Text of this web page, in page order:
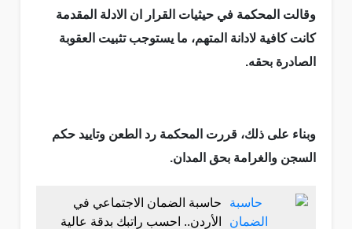
وقالت المحكمة في حيثيات القرار ان الادلة المقدمة
كانت كافية لادانة المتهم، ما يستوجب تثبيت العقوبة
الصادرة بحقه.
وبناء على ذلك، قررت المحكمة رد الطعن وتاييد حكم
السجن والغرامة بحق المدان.
حاسبة الضمان الاجتماعي في
الأردن.. احسب راتبك بدقة عالية